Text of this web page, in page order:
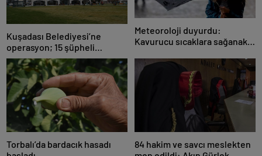
Kuşadası Belediyesi’ne
operasyon; 15 şüpheli
gözaltına alındı
Meteoroloji duyurdu:
Kavurucu sıcaklara sağanak
Torbalı’da bardacık hasadı
84 hakim ve savcı meslekten